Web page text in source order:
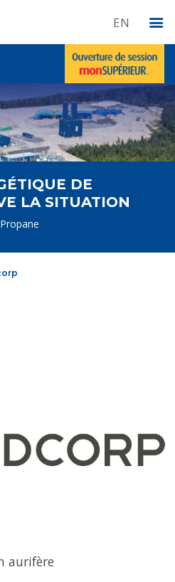
EN
DE
LA SITUATION
aurifère